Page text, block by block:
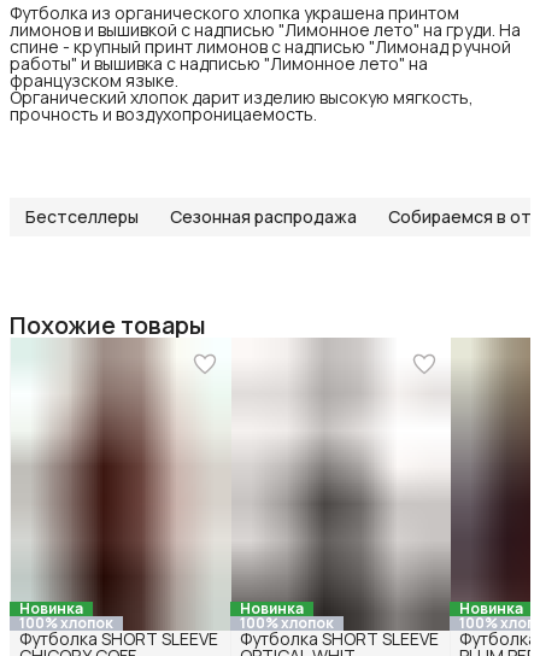
Футболка из органического хлопка украшена принтом
лимонов и вышивкой с надписью "Лимонное лето" на груди. На
спине - крупный принт лимонов с надписью "Лимонад ручной
работы" и вышивка с надписью "Лимонное лето" на
французском языке.
Органический хлопок дарит изделию высокую мягкость,
прочность и воздухопроницаемость.
Бестселлеры Сезонная распродажа Собираемся в
Похожие товары
Новинка
100% хлопок
Футболка SHORT SLEEVE
Новинка
100% хлопок
Футболка SHORT SLEEVE
Новинка
100%
Футболка